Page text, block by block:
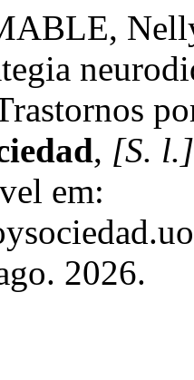
, [S. l.]
em:
2026.